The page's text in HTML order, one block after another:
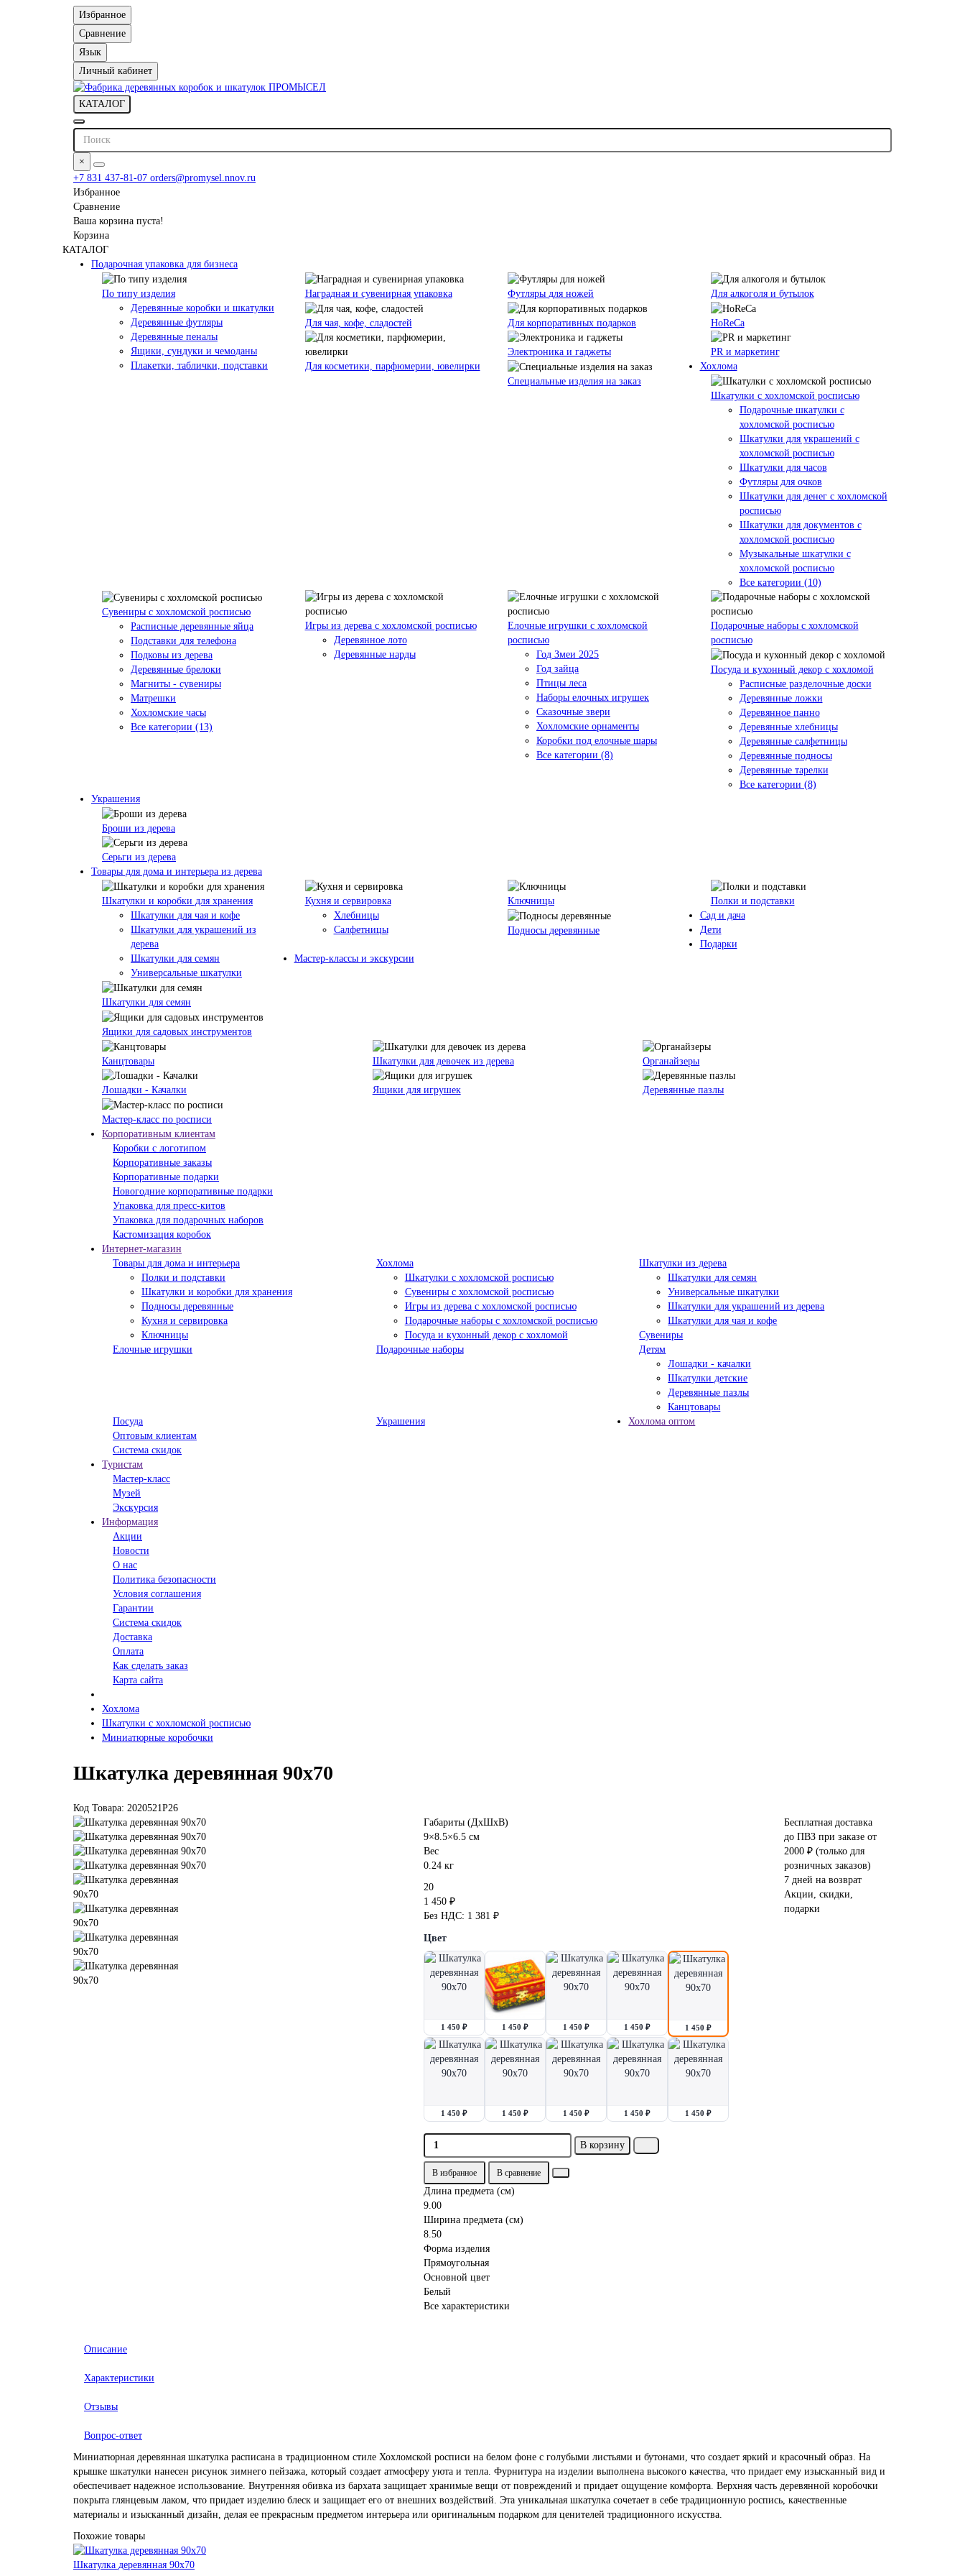
Избранное
Сравнение
Язык
Личный кабинет
КАТАЛОГ
×
+7 831 437-81-07 orders@promysel.nnov.ru
Избранное
Сравнение
Ваша корзина пуста!
Корзина
КАТАЛОГ
Подарочная упаковка для бизнеса
По типу изделия
Деревянные коробки и шкатулки
Деревянные футляры
Деревянные пеналы
Ящики, сундуки и чемоданы
Плакетки, таблички, подставки
Наградная и сувенирная упаковка Футляры для ножей Для алкоголя и бутылок
Для чая, кофе, сладостей Для корпоративных подарков HoReCa
Для косметики, парфюмерии, ювелирки
Электроника и гаджеты PR и маркетинг
Специальные изделия на заказ
Хохлома
Шкатулки с хохломской росписью
Подарочные шкатулки с
хохломской росписью
Шкатулки для украшений с
хохломской росписью
Шкатулки для часов
Футляры для очков
Шкатулки для денег с хохломской
росписью
Шкатулки для документов с
хохломской росписью
Музыкальные шкатулки с
хохломской росписью
Все категории (10)
Сувениры с хохломской росписью
Расписные деревянные яйца
Подставки для телефона
Подковы из дерева
Деревянные брелоки
Магниты - сувениры
Матрешки
Хохломские часы
Все категории (13)
Игры из дерева с хохломской росписью
Деревянное лото
Деревянные нарды
Елочные игрушки с хохломской
росписью
Год Змеи 2025
Год зайца
Птицы леса
Наборы елочных игрушек
Сказочные звери
Хохломские орнаменты
Коробки под елочные шары
Все категории (8)
Подарочные наборы с хохломской
росписью
Посуда и кухонный декор с хохломой
Расписные разделочные доски
Деревянные ложки
Деревянное панно
Деревянные хлебницы
Деревянные салфетницы
Деревянные подносы
Деревянные тарелки
Все категории (8)
Украшения
Броши из дерева
Серьги из дерева
Товары для дома и интерьера из дерева
Шкатулки и коробки для хранения
Шкатулки для чая и кофе
Шкатулки для украшений из
дерева
Шкатулки для семян
Универсальные шкатулки
Кухня и сервировка
Хлебницы
Салфетницы
Ключницы Полки и подставки
Подносы деревянные
Сад и дача
Шкатулки для семян
Ящики для садовых инструментов
Дети
Канцтовары Шкатулки для девочек из дерева Органайзеры
Лошадки - Качалки Ящики для игрушек Деревянные пазлы
Подарки
Мастер-классы и экскурсии
Мастер-класс по росписи
Корпоративным клиентам
Коробки с логотипом
Корпоративные заказы
Корпоративные подарки
Новогодние корпоративные подарки
Упаковка для пресс-китов
Упаковка для подарочных наборов
Кастомизация коробок
Интернет-магазин
Товары для дома и интерьера
Полки и подставки
Шкатулки и коробки для хранения
Подносы деревянные
Кухня и сервировка
Ключницы
Хохлома
Шкатулки с хохломской росписью
Сувениры с хохломской росписью
Игры из дерева с хохломской росписью
Подарочные наборы с хохломской росписью
Посуда и кухонный декор с хохломой
Шкатулки из дерева
Шкатулки для семян
Универсальные шкатулки
Шкатулки для украшений из дерева
Шкатулки для чая и кофе
Сувениры
Елочные игрушки
Подарочные наборы
Детям
Лошадки - качалки
Шкатулки детские
Деревянные пазлы
Канцтовары
Посуда
Украшения
Хохлома оптом
Оптовым клиентам
Система скидок
Туристам
Мастер-класс
Музей
Экскурсия
Информация
Акции
Новости
О нас
Политика безопасности
Условия соглашения
Гарантии
Система скидок
Доставка
Оплата
Как сделать заказ
Карта сайта
Хохлома
Шкатулки с хохломской росписью
Миниатюрные коробочки
Шкатулка деревянная 90х70
Код Товара: 2020521P26
Габариты (ДхШхВ)
9×8.5×6.5 см
Вес
0.24 кг
20
1 450 ₽
Без НДС: 1 381 ₽
Цвет
1 450 ₽ 1 450 ₽ 1 450 ₽ 1 450 ₽ 1 450 ₽
1 450 ₽ 1 450 ₽ 1 450 ₽ 1 450 ₽ 1 450 ₽
В корзину
В избранное В сравнение
Длина предмета (см)
9.00
Ширина предмета (см)
8.50
Форма изделия
Прямоугольная
Основной цвет
Белый
Все характеристики
Бесплатная доставка
до ПВЗ при заказе от
2000 ₽ (только для
розничных заказов)
7 дней на возврат
Акции, скидки,
подарки
Описание
Характеристики
Отзывы
Вопрос-ответ
Миниатюрная деревянная шкатулка расписана в традиционном стиле Хохломской росписи на белом фоне с голубыми листьями и бутонами, что создает яркий и красочный образ. На
крышке шкатулки нанесен рисунок зимнего пейзажа, который создает атмосферу уюта и тепла. Фурнитура на изделии выполнена высокого качества, что придает ему изысканный вид и
обеспечивает надежное использование. Внутренняя обивка из бархата защищает хранимые вещи от повреждений и придает ощущение комфорта. Верхняя часть деревянной коробочки
покрыта глянцевым лаком, что придает изделию блеск и защищает его от внешних воздействий. Эта уникальная шкатулка сочетает в себе традиционную роспись, качественные
материалы и изысканный дизайн, делая ее прекрасным предметом интерьера или оригинальным подарком для ценителей традиционного искусства.
Похожие товары
Шкатулка деревянная 90х70